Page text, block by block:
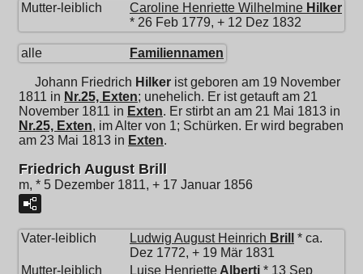
Mutter-leiblich Caroline Henriette Wilhelmine Hilker
* 26 Feb 1779, + 12 Dez 1832
alle Familiennamen
Johann Friedrich Hilker ist geboren am 19 November
1811 in Nr.25, Exten; unehelich. Er ist getauft am 21
November 1811 in Exten. Er stirbt an am 21 Mai 1813 in
Nr.25, Exten, im Alter von 1; Schürken. Er wird begraben
am 23 Mai 1813 in Exten.
Friedrich August Brill
m, * 5 Dezember 1811, + 17 Januar 1856
Vater-leiblich Ludwig August Heinrich Brill
* ca.
Dez 1772, + 19 Mär 1831
Mutter-leiblich
Luise Henriette Alberti * 13 Sep